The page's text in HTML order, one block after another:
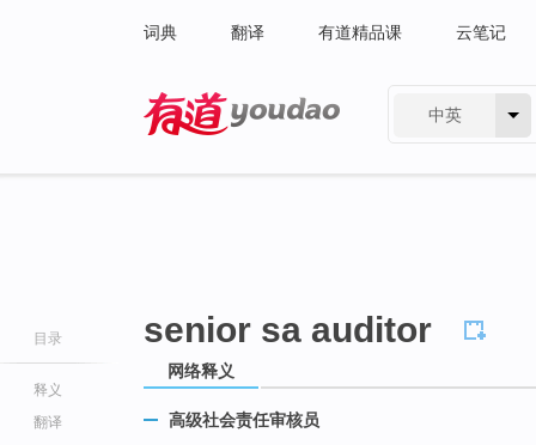
词典 翻译 有道精品课 云笔记
中英
目录
释义
翻译
senior sa auditor
网络释义
高级社会责任审核员